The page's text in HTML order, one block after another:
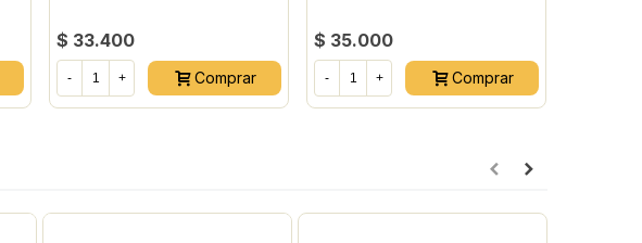
$ 33.400
- + Comprar
$ 35.000
- + Comprar